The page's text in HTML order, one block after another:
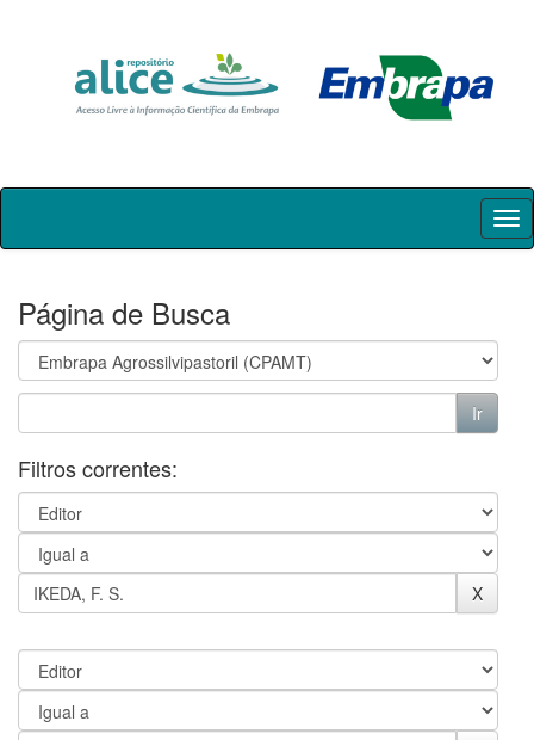
Skip
Página de Busca
Filtros correntes: